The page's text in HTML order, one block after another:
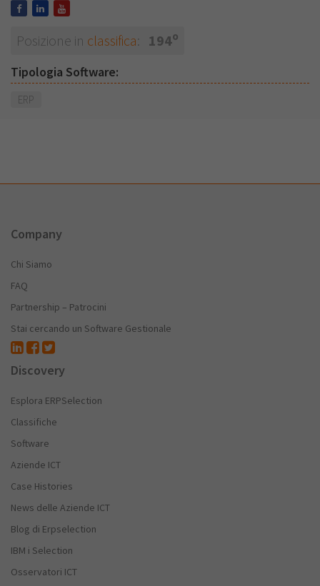
Posizione in classifica: 194o
Tipologia Software:
ERP
Company
Chi Siamo
FAQ
Partnership – Patrocini
Stai cercando un Software Gestionale
Discovery
Esplora ERPSelection
Classifiche
Software
Aziende ICT
Case Histories
News delle Aziende ICT
Blog di Erpselection
IBM i Selection
Osservatori ICT